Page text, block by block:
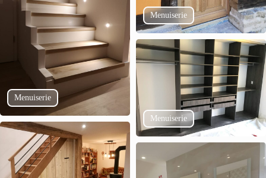
Menuiserie
Menuiserie
Menuiserie